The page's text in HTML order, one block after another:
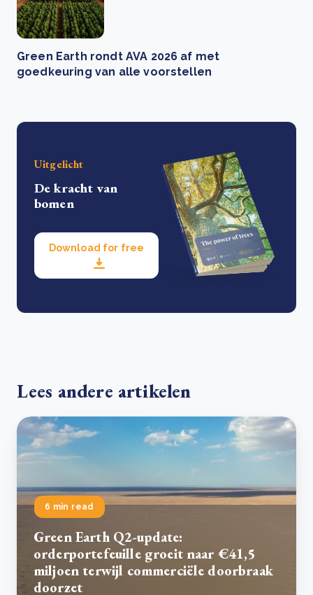
Green Earth rondt AVA 2026 af met
goedkeuring van alle voorstellen
Uitgelicht
De kracht van
bomen
Download for free
Lees andere artikelen
6 min read
Green Earth Q2-update:
orderportefeuille groeit naar €41,5
miljoen terwijl commerciële doorbraak
doorzet